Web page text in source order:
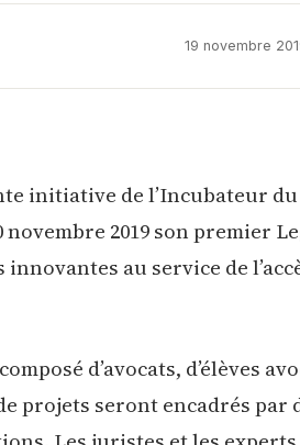
19 novembre
initiative de l’Incubateur
2019 son premier
au service de
d’avocats, d’élèves
projets seront encadrés par